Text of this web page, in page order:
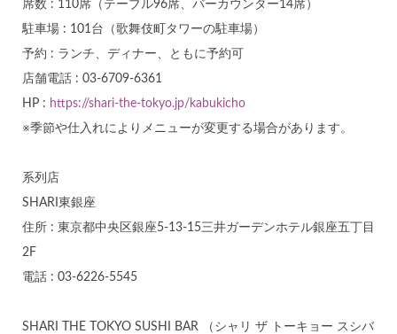
席数 : 110席（テーブル96席、バーカウンター14席）
駐車場 : 101台（歌舞伎町タワーの駐車場）
予約 : ランチ、ディナー、ともに予約可
店舗電話 : 03-6709-6361
HP : https://shari-the-tokyo.jp/kabukicho
※季節や仕入れによりメニューが変更する場合があります。
系列店
SHARI東銀座
住所 : 東京都中央区銀座5-13-15三井ガーデンホテル銀座五丁目
2F
電話 : 03-6226-5545
SHARI THE TOKYO SUSHI BAR （シャリ ザ トーキョー スシバ